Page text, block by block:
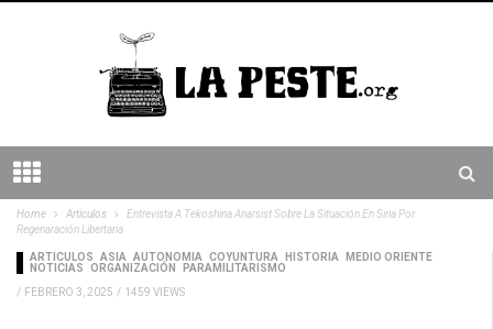
Home Articulos
Entrevista A Tekoshina Anarsist Sobre La Situación En Siria Por
Regenaración Libertaria
ARTICULOS ASIA AUTONOMÍA COYUNTURA HISTORIA
MEDIO ORIENTE
NOTICIAS
ORGANIZACIÓN
PARAMILITARISMO
/ FEBRERO 3, 2025 / 1459 VIEWS